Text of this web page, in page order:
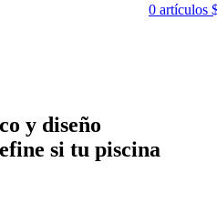
0 artículos
y diseño
si tu piscina